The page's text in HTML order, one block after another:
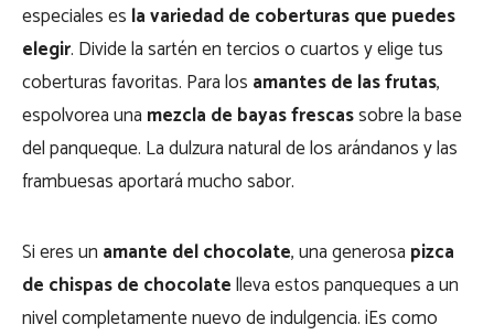
especiales es la variedad de coberturas que puedes
elegir. Divide la sartén en tercios o cuartos y elige tus
coberturas favoritas. Para los amantes de las frutas,
espolvorea una mezcla de bayas frescassobre la base
del panqueque. La dulzura natural de los arándanos y las
frambuesas aportará mucho sabor.
Si eres un amante del chocolate, una generosa pizca
de chispas de chocolatelleva estos panqueques a un
nivel completamente nuevo de indulgencia. ¡Es como